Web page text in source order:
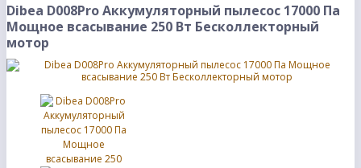
Dibea D008Pro Аккумуляторный пылесос 17000 Па
Мощное всасывание 250 Вт Бесколлекторный
мотор